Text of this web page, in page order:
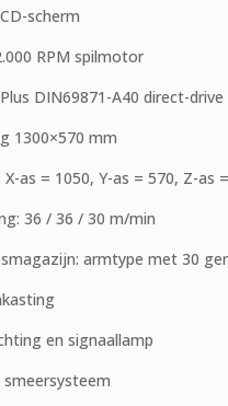
scherm
RPM spilmotor
DIN69871-A40 direct-drive
mm
as = 1050, Y-as = 570, Z-as
36 / 36 / 30 m/min
armtype met 30
en signaallamp